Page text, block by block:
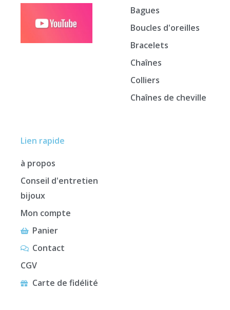
Lien rapide
à propos
Conseil d'entretien
bijoux
Mon compte
Panier
Contact
CGV
Carte de fidélité
Bagues
Boucles d'oreilles
Bracelets
Chaînes
Colliers
Chaînes de cheville